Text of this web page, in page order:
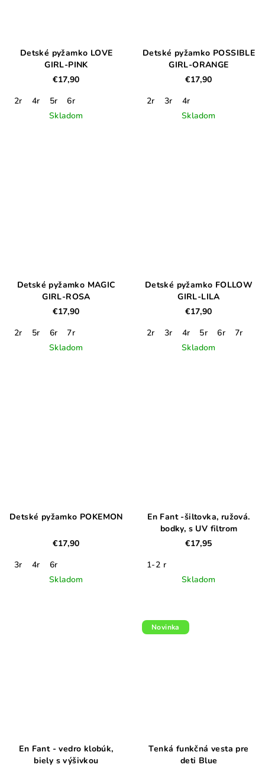
Detské pyžamko LOVE
GIRL-PINK
€17,90
2r
4r 5r
6r
Skladom
Detské pyžamko POSSIBLE
GIRL-ORANGE
€17,90
2r
3r
4r
Skladom
Detské pyžamko MAGIC
GIRL-ROSA
€17,90
2r
5r 6r
7r
Skladom
Detské pyžamko FOLLOW
GIRL-LILA
€17,90
2r
3r 4r 5r 6r
7r
Skladom
Detské pyžamko POKEMON
€17,90
3r
4r
6r
Skladom
En Fant -šiltovka, ružová.
bodky, s UV filtrom
€17,95
1-2 r
Skladom
En Fant - vedro klobúk,
biely s výšivkou
Novinka
Tenká funkčná vesta pre
deti Blue